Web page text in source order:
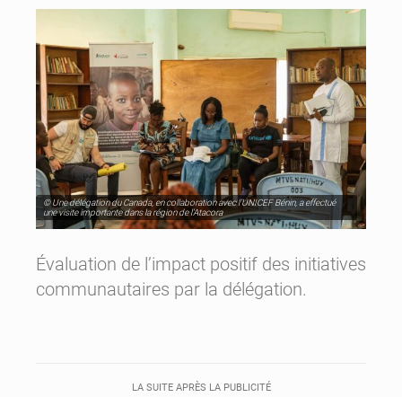
© Une délégation du Canada, en collaboration avec l’UNICEF Bénin, a effectué
une visite importante dans la région de l’Atacora
Évaluation de l’impact positif des initiatives
communautaires par la délégation.
LA SUITE APRÈS LA PUBLICITÉ